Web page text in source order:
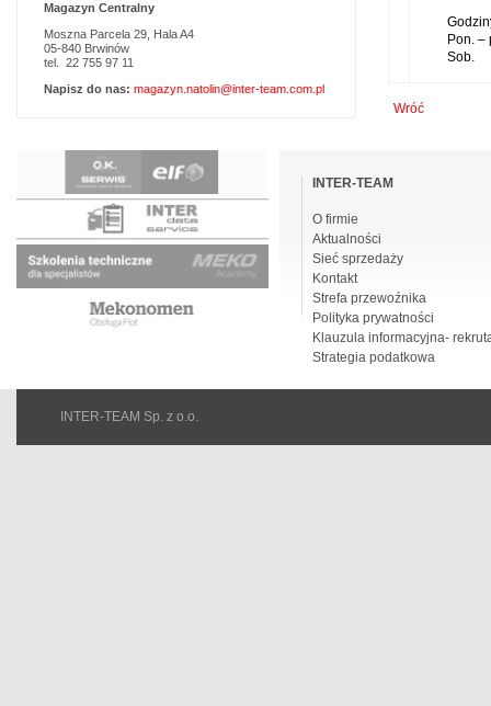
Pon.
Wróć
Magazyn Centralny
Moszna Parcela 29, Hala A4
05-840 Brwinów
tel. 22 755 97 11
Napisz do nas: magazyn.natolin@inter-team.com.pl
nawigacjeINTER-TEAM
O firmie
Aktualności
Sieć sprzedaży
Kontakt
Strefa przewoźnika
Polityka prywatności
Klauzula informacyjna-
Strategia podatkowa
INTER-TEAM Sp. z o.o.